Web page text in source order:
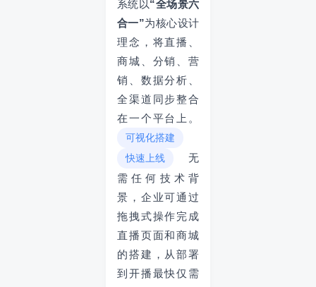
系统以“全场景六
合一”为核心设计
理念，将直播、
商城、分销、营
销、数据分析、
全渠道同步整合
在一个平台上。
可视化搭建
快速上线
无
需任何技术背
景，企业可通过
拖拽式操作完成
直播页面和商城
的搭建，从部署
到开播最快仅需